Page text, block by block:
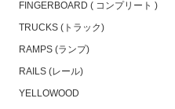
FINGERBOARD ( コンプリート )
TRUCKS (トラック)
RAMPS (ランプ)
RAILS (レール)
YELLOWOOD